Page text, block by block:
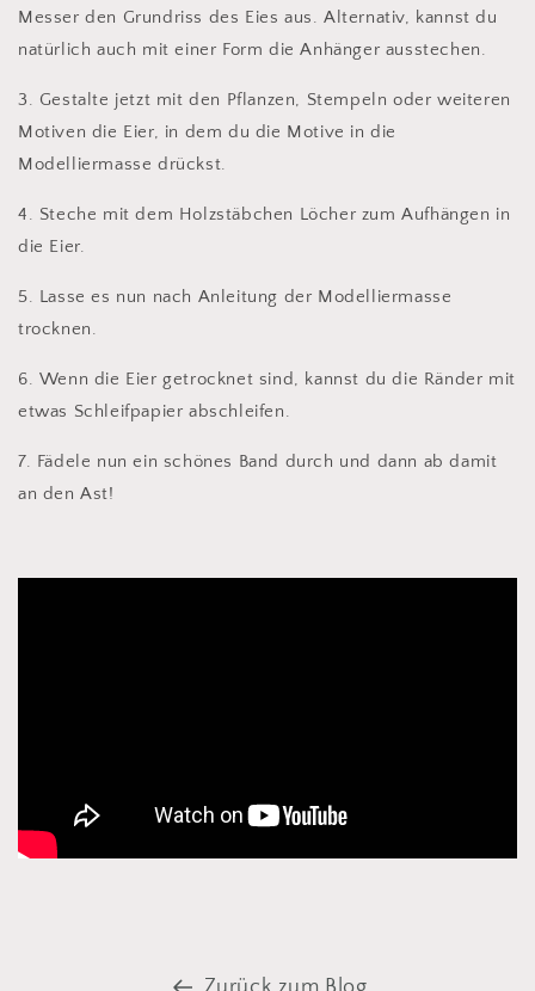
Messer den Grundriss des Eies aus. Alternativ, kannst du
natürlich auch mit einer Form die Anhänger ausstechen.
3. Gestalte jetzt mit den Pflanzen, Stempeln oder weiteren
Motiven die Eier, in dem du die Motive in die
Modelliermasse drückst.
4. Steche mit dem Holzstäbchen Löcher zum Aufhängen in
die Eier.
5. Lasse es nun nach Anleitung der Modelliermasse
trocknen.
6. Wenn die Eier getrocknet sind, kannst du die Ränder mit
etwas Schleifpapier abschleifen.
7. Fädele nun ein schönes Band durch und dann ab damit
an den Ast!